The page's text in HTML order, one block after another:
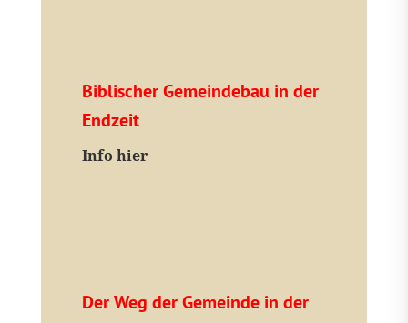
Biblischer Gemeindebau in der
Endzeit
Info hier
Der Weg der Gemeinde in der